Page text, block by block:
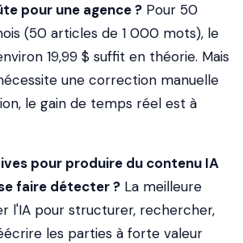
pour une agence ? Pour 50
(50 articles de 1 000 mots), le
19,99 $ suffit en théorie. Mais
une correction manuelle
le gain de temps réel est à
pour produire du contenu IA
faire détecter ? La meilleure
l'IA pour structurer, rechercher,
les parties à forte valeur